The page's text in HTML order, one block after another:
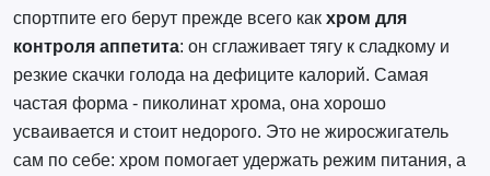
спортпите его берут прежде всего как хром для
контроля аппетита: он сглаживает тягу к сладкому и
резкие скачки голода на дефиците калорий. Самая
частая форма - пиколинат хрома, она хорошо
усваивается и стоит недорого. Это не жиросжигатель
сам по себе: хром помогает удержать режим питания, а